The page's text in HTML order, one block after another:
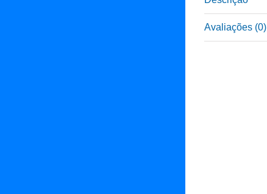
Avaliações (0)